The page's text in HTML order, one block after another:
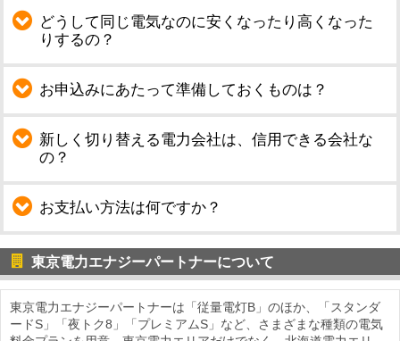
どうして同じ電気なのに安くなったり高くなった
りするの？
お申込みにあたって準備しておくものは？
新しく切り替える電力会社は、信用できる会社な
の？
お支払い方法は何ですか？
東京電力エナジーパートナーについて
東京電力エナジーパートナーは「従量電灯B」のほか、「スタンダ
ードS」「夜トク8」「プレミアムS」など、さまざまな種類の電気